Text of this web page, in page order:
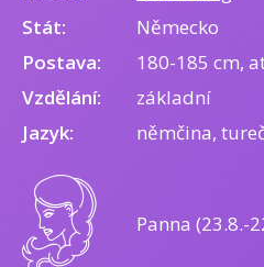
Stát:
Německo
Postava:
180-185 cm,
Vzdělání:
základní
Jazyk:
němčina,
Panna (23.8.-